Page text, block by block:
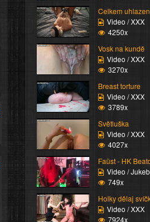
Video / XXX
4250x
Vosk na kundě
Video / XXX
3270x
Breast torture
Video / XXX
3789x
Světluška
Video / XXX
4027x
Video /
749x
Video / XXX
7924x